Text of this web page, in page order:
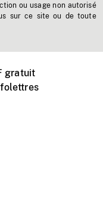
ou usage non autorisé
sur ce site ou de toute
gratuit